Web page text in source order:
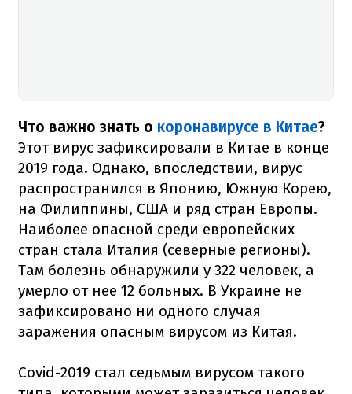
Что важно знать о коронавирусе в Китае?
Этот вирус зафиксировали в Китае в конце
2019 года. Однако, впоследствии, вирус
распространился в Японию, Южную Корею,
на Филиппины, США и ряд стран Европы.
Наиболее опасной среди европейских
стран стала Италия (северные регионы).
Там болезнь обнаружили у 322 человек, а
умерло от нее 12 больных. В Украине не
зафиксировано ни одного случая
заражения опасным вирусом из Китая.
Covid-2019 стал седьмым вирусом такого